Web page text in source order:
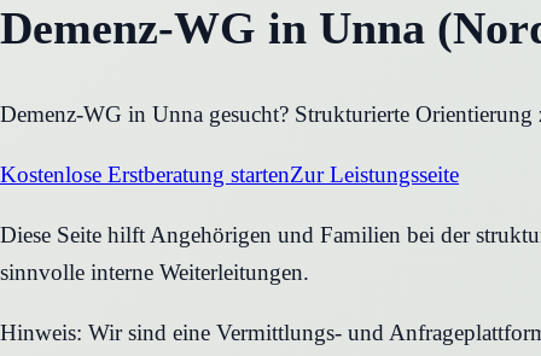
Demenz-WG in Unna
Demenz-WG in Unna gesucht? Strukturierte
Kostenlose Erstberatung startenZur Leistungsseite
Diese Seite hilft Angehörigen und Familien bei der
sinnvolle interne Weiterleitungen.
Hinweis: Wir sind eine Vermittlungs- und